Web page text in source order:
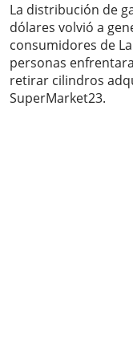
La distribución de
dólares volvió a
consumidores de
personas
retirar cilindros
SuperMarket23.